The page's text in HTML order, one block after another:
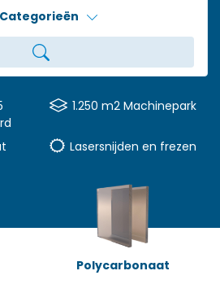
Categorieën
1.250 m2 Machinepark
Lasersnijden en frezen
Polycarbonaat